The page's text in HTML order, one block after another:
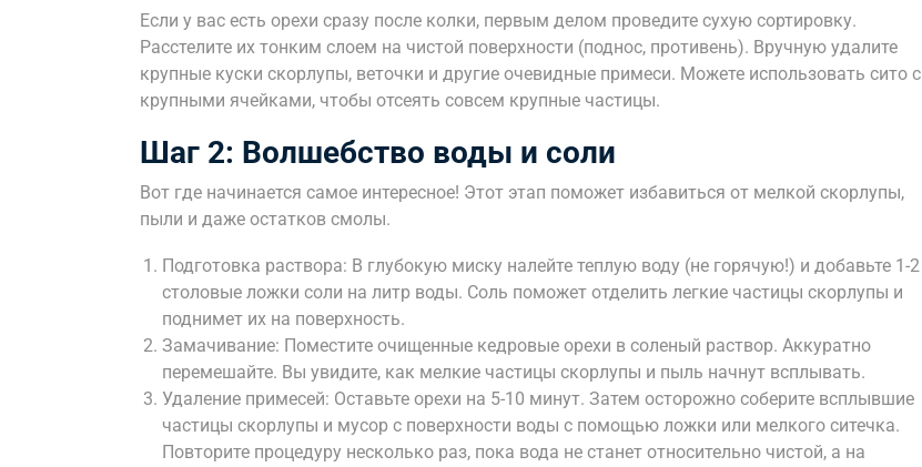
Если у вас есть орехи сразу после колки, первым делом проведите сухую сортировку.
Расстелите их тонким слоем на чистой поверхности (поднос, противень). Вручную удалите
крупные куски скорлупы, веточки и другие очевидные примеси. Можете использовать сито с
крупными ячейками, чтобы отсеять совсем крупные частицы.
Шаг 2: Волшебство воды и соли
Вот где начинается самое интересное! Этот этап поможет избавиться от мелкой скорлупы,
пыли и даже остатков смолы.
Подготовка раствора: В глубокую миску налейте теплую воду (не горячую!) и добавьте 1-2
столовые ложки соли на литр воды. Соль поможет отделить легкие частицы скорлупы и
поднимет их на поверхность.
Замачивание: Поместите очищенные кедровые орехи в соленый раствор. Аккуратно
перемешайте. Вы увидите, как мелкие частицы скорлупы и пыль начнут всплывать.
Удаление примесей: Оставьте орехи на 5-10 минут. Затем осторожно соберите всплывшие
частицы скорлупы и мусор с поверхности воды с помощью ложки или мелкого ситечка.
Повторите процедуру несколько раз, пока вода не станет относительно чистой, а на